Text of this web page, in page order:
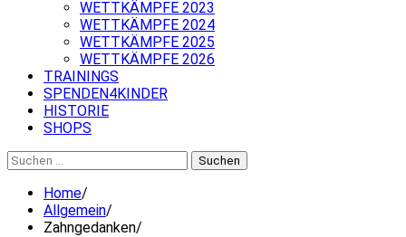
WETTKÄMPFE 2023
WETTKÄMPFE 2024
WETTKÄMPFE 2025
WETTKÄMPFE 2026
TRAININGS
SPENDEN4KINDER
HISTORIE
SHOPS
Suchen
nach:
Home
Allgemein
Zahngedanken